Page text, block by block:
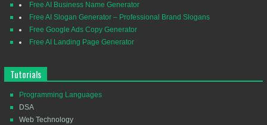
Free AI Business Name Generator
Free AI Slogan Generator – Professional Brand Slogans
Free Google Ads Copy Generator
Free AI Landing Page Generator
Tutorials
Programming Languages
DSA
Web Technology